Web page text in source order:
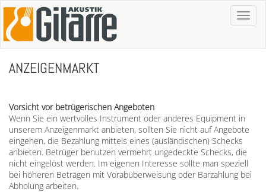
Toggle
ANZEIGENMARKT
Vorsicht vor betrügerischen Angeboten
Wenn Sie ein wertvolles Instrument oder anderes Equipment in
unserem Anzeigenmarkt anbieten, sollten Sie nicht auf Angebote
eingehen, die Bezahlung mittels eines (ausländischen) Schecks
anbieten. Betrüger benutzen vermehrt ungedeckte Schecks, die
nicht eingelöst werden. Im eigenen Interesse sollte man speziell
bei höheren Beträgen mit Vorabüberweisung oder Barzahlung bei
Abholung arbeiten.